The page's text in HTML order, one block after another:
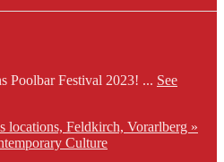
Poolbar Festival 2023! ... See
locations, Feldkirch, Vorarlberg »
Culture